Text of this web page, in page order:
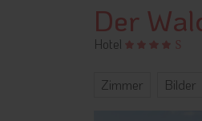
Der
Hotel
Zimmer Bilder